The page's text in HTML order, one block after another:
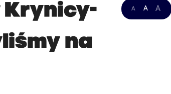
A A A
Krynicy-
na